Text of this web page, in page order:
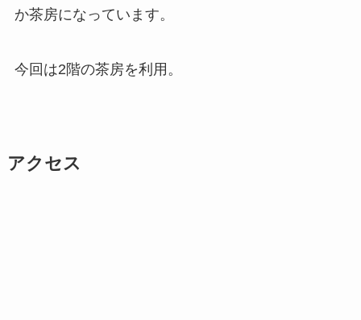
か茶房になっています。
今回は2階の茶房を利用。
アクセス